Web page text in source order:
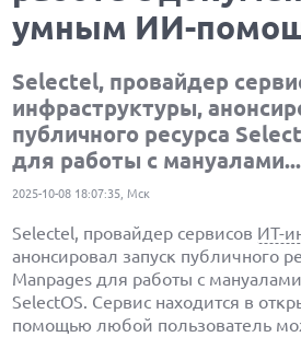
умным ИИ-
Selectel, провайдер
инфраструктуры,
публичного ресурса
для работы с мануалами...
2025-10-08 18:07:35, Мск
Selectel, провайдер сервисов ИT-
анонсировал запуск публичного
Manpages для работы с
SelectOS. Сервис находится в
помощью любой пользователь